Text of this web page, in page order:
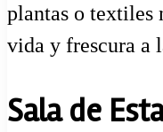
plantas o textiles
vida y frescura a
Sala de